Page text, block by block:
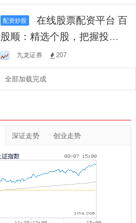
配资炒股
在线股票配资平台 百
股顺：精选个股，把握投资
良机九龙证券 207
全部加载完成
深证走势 创业走势